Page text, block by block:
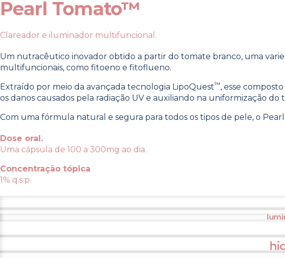
Pearl Tomato™
Clareador e iluminador multifuncional.
Um nutracêutico inovador obtido a partir do tomate branco, uma
multifuncionais, como fitoeno e fitoflueno.
Extraído por meio da avançada tecnologia LipoQuest™, esse
os danos causados pela radiação UV e auxiliando na uniformização
Com uma fórmula natural e segura para todos os tipos de pele, o
Dose oral.
Uma cápsula de 100 a 300mg ao dia.
Concentração tópica
1% q.s.p.